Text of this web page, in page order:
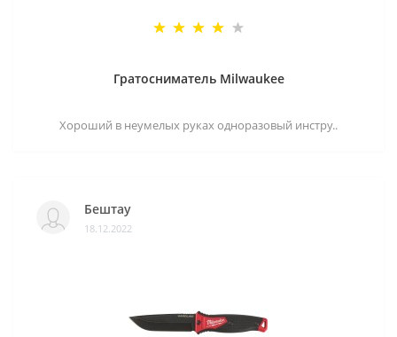
Гратосниматель Milwaukee
Хороший в неумелых руках одноразовый инстру..
Бештау
18.12.2022